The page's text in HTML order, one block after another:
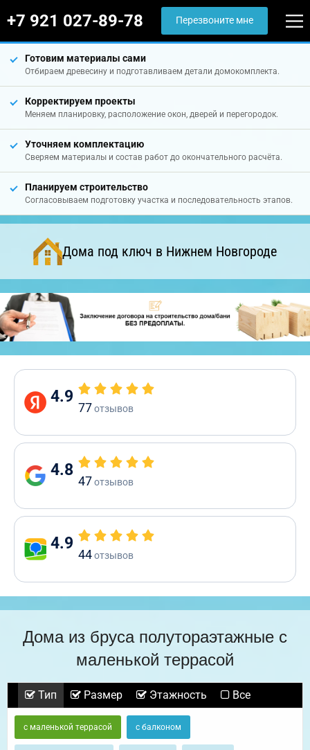
+7 921 027-89-78 Перезвоните мне
Готовим материалы сами
Отбираем древесину и подготавливаем детали домокомплекта.
Корректируем проекты
Меняем планировку, расположение окон, дверей и перегородок.
Уточняем комплектацию
Сверяем материалы и состав работ до окончательного расчёта.
Планируем строительство
Согласовываем подготовку участка и последовательность этапов.
Дома под ключ в Нижнем Новгороде
4.9
77отзывов
4.8
47отзывов
4.9
44отзывов
Дома из бруса полутораэтажные с
маленькой террасой
Тип Размер Этажность Все
с маленькой террасой с балконом